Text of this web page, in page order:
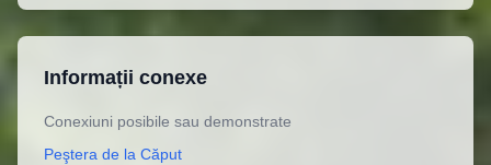
Informații conexe
Conexiuni posibile sau demonstrate
Peştera de la Căput